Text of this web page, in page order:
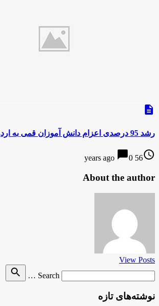
description
رشد 95 درصدی اعزام دانش آموزان قمی به اردوی راهیان نور
access_time
56 years ago
chat_bubble0
About the author
View Posts
Search …
search
نوشته‌های تازه